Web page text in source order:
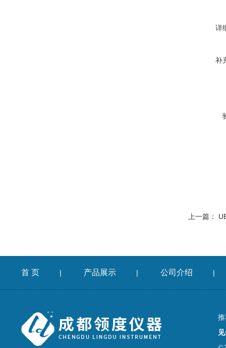
详
补
上一篇：
首 页 | 产品展示 | 公司介绍 |